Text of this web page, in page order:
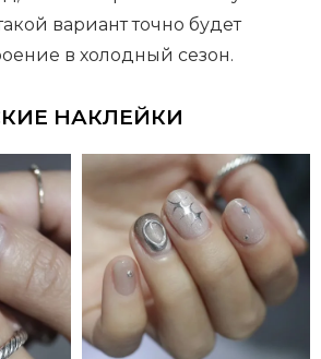
вариант точно будет
в холодный сезон.
НАКЛЕЙКИ